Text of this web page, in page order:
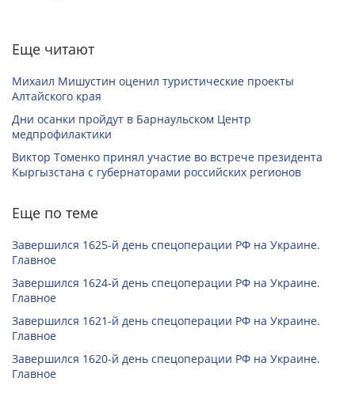
Еще читают
Михаил Мишустин оценил туристические проекты
Алтайского края
Дни осанки пройдут в Барнаульском Центр
медпрофилактики
Виктор Томенко принял участие во встрече президента
Кыргызстана с губернаторами российских регионов
Еще по теме
Завершился 1625-й день спецоперации РФ на Украине.
Главное
Завершился 1624-й день спецоперации РФ на Украине.
Главное
Завершился 1621-й день спецоперации РФ на Украине.
Главное
Завершился 1620-й день спецоперации РФ на Украине.
Главное